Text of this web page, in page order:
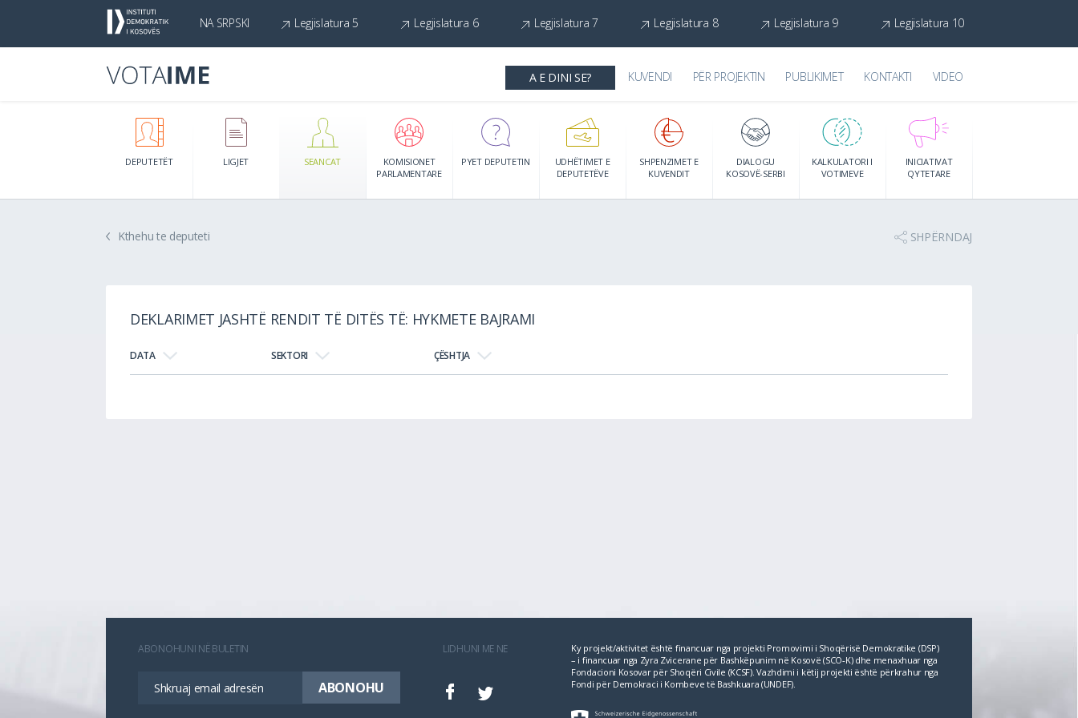
NA SRPSKI Legjislatura 5 Legjislatura 6 Legjislatura 7 Legjislatura 8 Legjislatura 9 Legjislatura 10
A E DINI SE? KUVENDI PËR PROJEKTIN PUBLIKIMET KONTAKTI VIDEO
DEPUTETËT LIGJET SEANCAT
KOMISIONET
PARLAMENTARE
PYET DEPUTETIN
UDHËTIMET E
DEPUTETËVE
SHPENZIMET E
KUVENDIT
DIALOGU
KOSOVË-SERBI
KALKULATORI I
VOTIMEVE
INICIATIVAT
QYTETARE
Kthehu te deputeti SHPËRNDAJ
DEKLARIMET JASHTË RENDIT TË DITËS TË: HYKMETE BAJRAMI
DATA SEKTORI ÇËSHTJA
ABONOHUNI NË BULETIN LIDHUNI ME NE
Ky projekt/aktivitet është financuar nga projekti Promovimi i Shoqërisë Demokratike (DSP)
– i financuar nga Zyra Zvicerane për Bashkëpunim në Kosovë (SCO‐K) dhe menaxhuar nga
Fondacioni Kosovar për Shoqëri Civile (KCSF). Vazhdimi i këtij projekti është përkrahur nga
Fondi për Demokraci i Kombeve të Bashkuara (UNDEF).